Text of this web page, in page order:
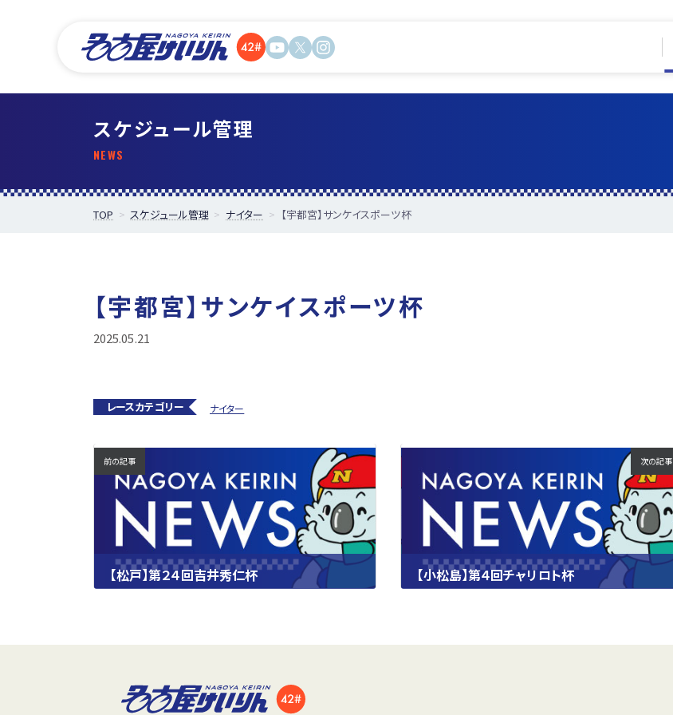
スケジュール管理
TOP スケジュール管理 ナイター 【宇都宮】サンケイスポーツ杯
【宇都宮】サンケイスポーツ杯
2025.05.21
レースカテゴリー ナイター
前の記事
【松戸】第２４回吉井秀仁杯
次の記事
【小松島】第４回チャリロト杯